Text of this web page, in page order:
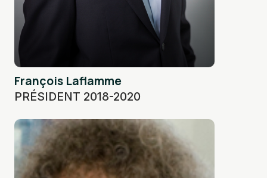
François Laflamme
PRÉSIDENT 2018-2020